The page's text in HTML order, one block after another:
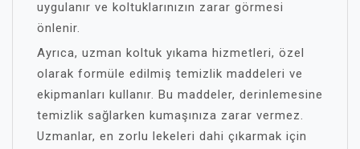
uygulanır ve koltuklarınızın zarar görmesi
önlenir.
Ayrıca, uzman koltuk yıkama hizmetleri, özel
olarak formüle edilmiş temizlik maddeleri ve
ekipmanları kullanır. Bu maddeler, derinlemesine
temizlik sağlarken kumaşınıza zarar vermez.
Uzmanlar, en zorlu lekeleri dahi çıkarmak için